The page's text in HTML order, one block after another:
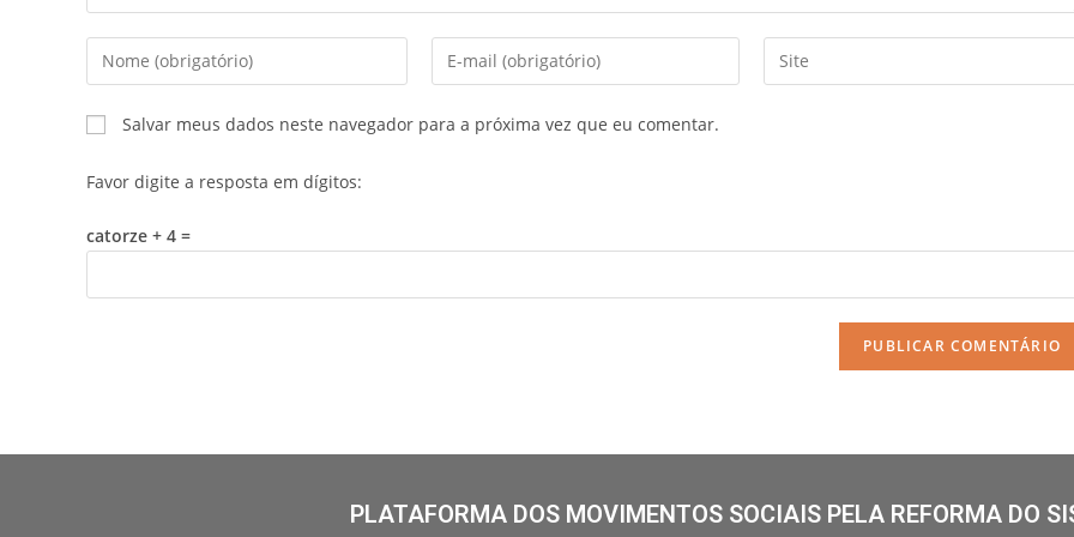
Salvar meus dados neste navegador para a próxima vez que eu comentar.
Favor digite a resposta em dígitos:
catorze + 4 =
PLATAFORMA DOS MOVIMENTOS SOCIAIS PELA REFORMA DO